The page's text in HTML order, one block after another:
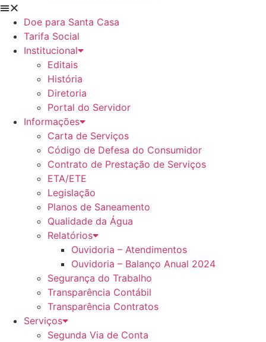
Doe para Santa Casa
Tarifa Social
Institucional
Editais
História
Diretoria
Portal do Servidor
Informações
Carta de Serviços
Código de Defesa do Consumidor
Contrato de Prestação de Serviços
ETA/ETE
Legislação
Planos de Saneamento
Qualidade da Água
Relatórios
Ouvidoria – Atendimentos
Ouvidoria – Balanço Anual 2024
Segurança do Trabalho
Transparência Contábil
Transparência Contratos
Serviços
Segunda Via de Conta